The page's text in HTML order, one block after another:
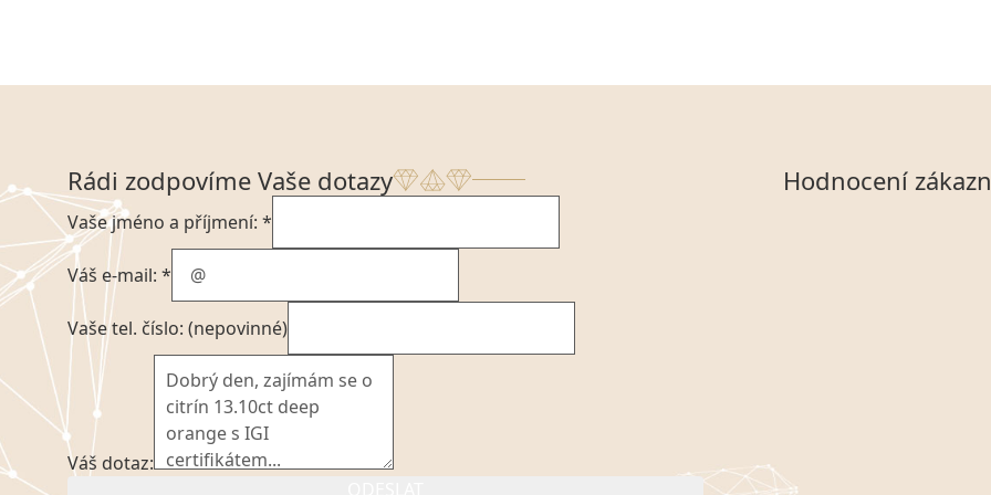
Rádi zodpovíme Vaše dotazy
Vaše jméno a příjmení: *
Váš e-mail: *
Vaše tel. číslo: (nepovinné)
Váš dotaz:
Hodnocení